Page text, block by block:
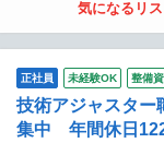
気になるリ
正社員 未経験OK 整備
技術アジャスター
集中 年間休日